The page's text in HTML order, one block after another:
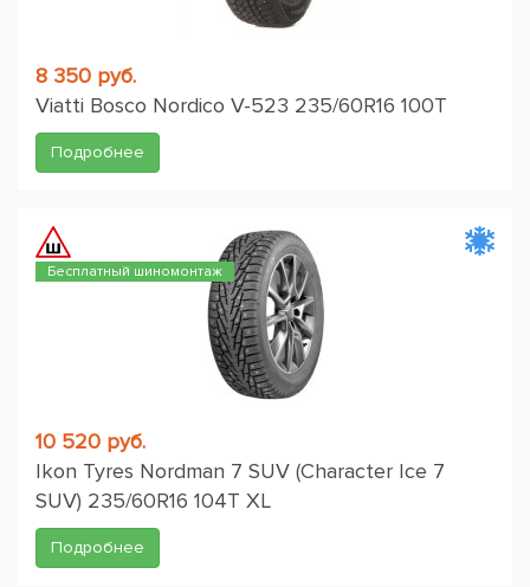
8 350 руб.
Viatti Bosco Nordico V-523 235/60R16 100T
Подробнее
Бесплатный шиномонтаж
10 520 руб.
Ikon Tyres Nordman 7 SUV (Character Ice 7
SUV) 235/60R16 104T XL
Подробнее